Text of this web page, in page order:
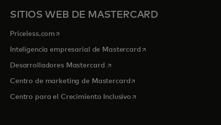
SITIOS WEB DE MASTERCARD
Priceless.com se abre en una pestaña nueva
Inteligencia empresarial de Mastercardse abre en una pestaña
Desarrolladores Mastercard se abre en una pestaña nueva
Centro de marketing de Mastercardse abre en una pestaña
Centro para el Crecimiento Inclusivose abre en una pestaña